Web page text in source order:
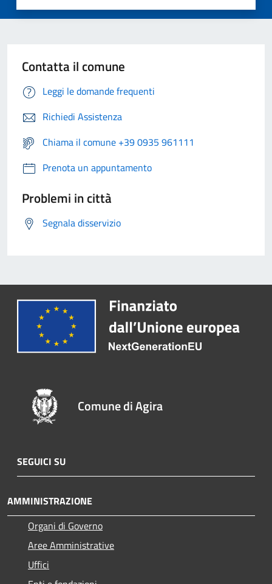
Contatta il comune
Leggi le domande frequenti
Richiedi Assistenza
Chiama il comune +39 0935 961111
Prenota un appuntamento
Problemi in città
Segnala disservizio
Comune di Agira
SEGUICI SU
AMMINISTRAZIONE
Organi di Governo
Aree Amministrative
Uffici